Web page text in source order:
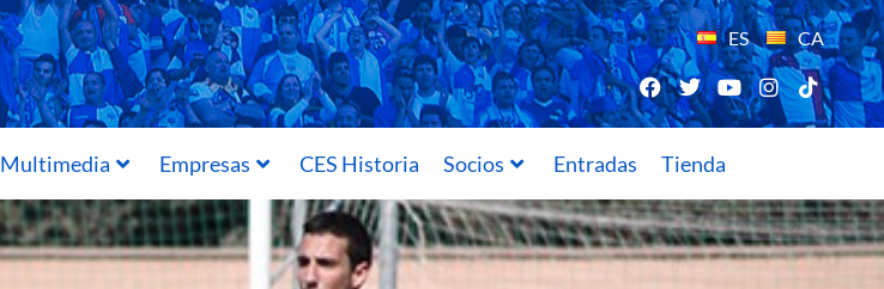
ES CA
Multimedia Empresas CES Historia Socios Entradas Tienda